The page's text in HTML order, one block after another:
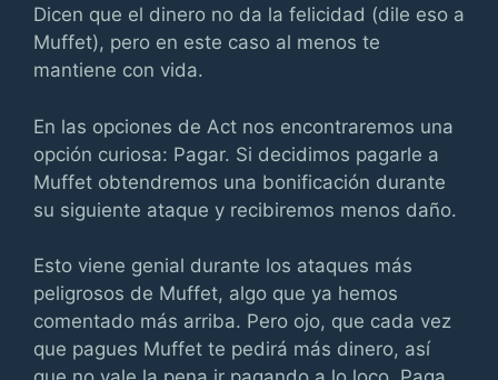
Dicen que el dinero no da la felicidad (dile eso a
Muffet), pero en este caso al menos te
mantiene con vida.
En las opciones de Act nos encontraremos una
opción curiosa: Pagar. Si decidimos pagarle a
Muffet obtendremos una bonificación durante
su siguiente ataque y recibiremos menos daño.
Esto viene genial durante los ataques más
peligrosos de Muffet, algo que ya hemos
comentado más arriba. Pero ojo, que cada vez
que pagues Muffet te pedirá más dinero, así